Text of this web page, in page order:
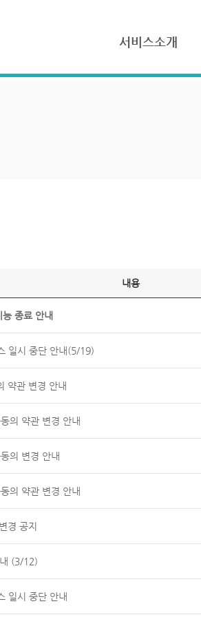
서비스소개
내용
종료 안내
일시 중단 안내(5/19)
약관 변경 안내
공동의 약관 변경 안내
의 변경 안내
공동의 약관 변경 안내
경 공지
(3/12)
일시 중단 안내